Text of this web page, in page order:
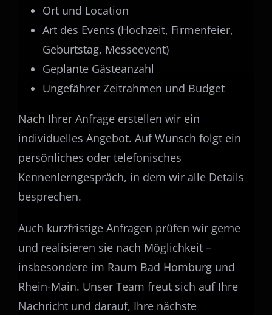
Ort und Location
Art des Events (Hochzeit, Firmenfeier,
Geburtstag, Messeevent)
Geplante Gästeanzahl
Ungefährer Zeitrahmen und Budget
Nach Ihrer Anfrage erstellen wir ein
individuelles Angebot. Auf Wunsch folgt ein
persönliches oder telefonisches
Kennenlerngespräch, in dem wir alle Details
besprechen.
Auch kurzfristige Anfragen prüfen wir gerne
und realisieren sie nach Möglichkeit –
insbesondere im Raum Bad Homburg und
Rhein-Main. Unser Team freut sich auf Ihre
Nachricht und darauf, Ihre nächste